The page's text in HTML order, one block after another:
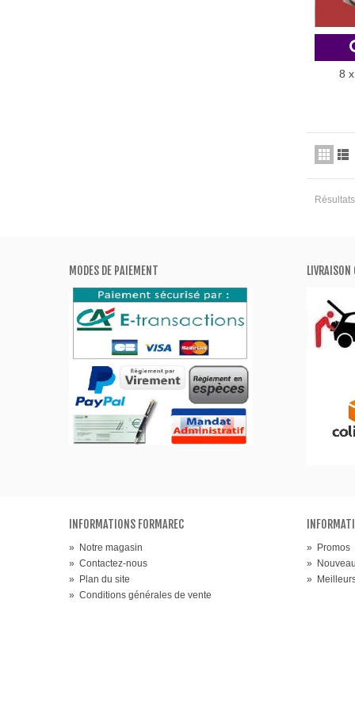
8
MODES DE PAIEMENT
INFORMATIONS FORMAREC
» Notre magasin
» Contactez-nous
» Plan du site
» Conditions générales de vente
» Promos
»
»